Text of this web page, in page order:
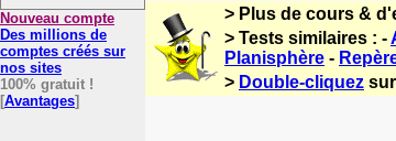
Nouveau compte
Des millions de
comptes créés sur
nos sites
100% gratuit !
[Avantages]
> Plus de cours &
> Tests similaires : -
Planisphère -
> Double-cliquez